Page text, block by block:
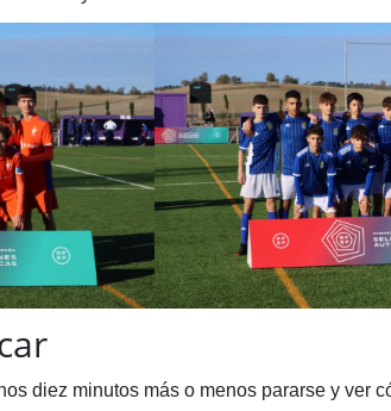
diez minutos más o menos pararse y ver